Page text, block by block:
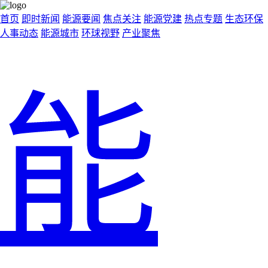
首页 即时新闻 能源要闻 焦点关注 能源党建 热点专题 生态环保
人事动态 能源城市 环球视野 产业聚焦
能